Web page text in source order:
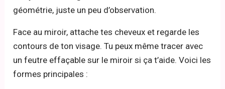
géométrie, juste un peu d’observation.
Face au miroir, attache tes cheveux et regarde les
contours de ton visage. Tu peux même tracer avec
un feutre effaçable sur le miroir si ça t’aide. Voici les
formes principales :